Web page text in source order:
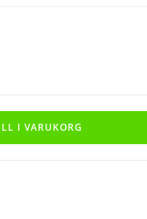
I VARUKORG